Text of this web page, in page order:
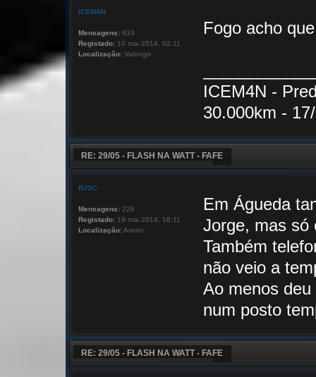
Fogo acho
ICEM4N -
30.000km -
ICEMAN
Mensagens: 633
Registado: 10 mai 2014, 02:11
Localização: Valongo
RE: 29/05 - FLASH NA WATT - FAFE
Em Águeda
Jorge, mas só
Também
não veio a
Ao menos
num posto
RJSC
Mensagens: 228
Registado: 19 mai 2014, 18:11
Localização:Aveiro
RE: 29/05 - FLASH NA WATT - FAFE